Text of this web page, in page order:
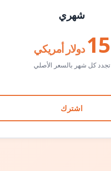
شهري
15 دولار أمريكي
تجدد كل شهر بالسعر الأصلي
اشترك